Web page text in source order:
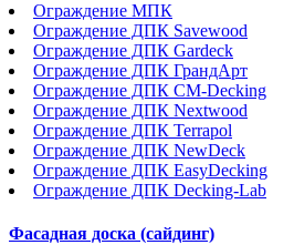
Ограждение МПК
Ограждение ДПК Savewood
Ограждение ДПК Gardeck
Ограждение ДПК ГрандАрт
Ограждение ДПК CM-Decking
Ограждение ДПК Nextwood
Ограждение ДПК Terrapol
Ограждение ДПК NewDeck
Ограждение ДПК EasyDecking
Ограждение ДПК Decking-Lab
Фасадная доска (сайдинг)